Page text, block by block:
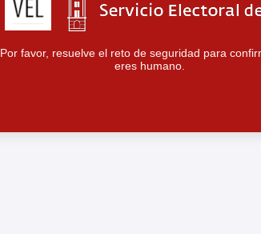
Por favor, resuelve el reto de seguridad para
eres humano.